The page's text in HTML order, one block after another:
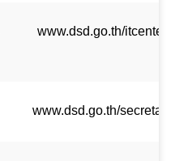
www.dsd.go.th/itcenter
www.dsd.go.th/